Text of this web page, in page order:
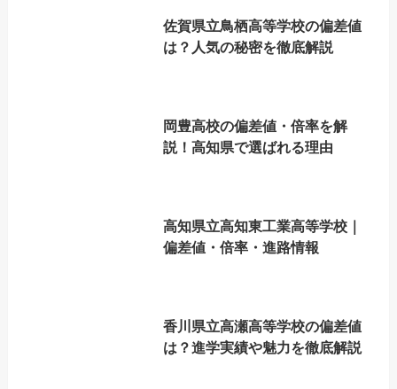
佐賀県立鳥栖高等学校の偏差値
は？人気の秘密を徹底解説
岡豊高校の偏差値・倍率を解
説！高知県で選ばれる理由
高知県立高知東工業高等学校｜
偏差値・倍率・進路情報
香川県立高瀬高等学校の偏差値
は？進学実績や魅力を徹底解説